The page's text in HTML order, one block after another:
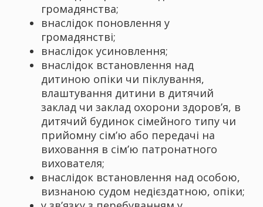
громадянства;
внаслідок поновлення у
громадянстві;
внаслідок усиновлення;
внаслідок встановлення над
дитиною опіки чи піклування,
влаштування дитини в дитячий
заклад чи заклад охорони здоров’я, в
дитячий будинок сімейного типу чи
прийомну сім’ю або передачі на
виховання в сім’ю патронатного
вихователя;
внаслідок встановлення над особою,
визнаною судом недієздатною, опіки;